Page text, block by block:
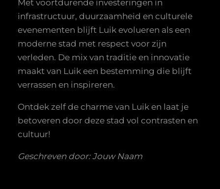
Met voortdurende investeringen in
infrastructuur, duurzaamheid en culturele
evenementen blijft Luik evolueren als een
moderne stad met respect voor zijn
verleden. De mix van traditie en innovatie
maakt van Luik een bestemming die blijft
verrassen en inspireren.
Ontdek zelf de charme van Luik en laat je
betoveren door deze stad vol contrasten en
cultuur!
Geschreven door: Jouw Naam